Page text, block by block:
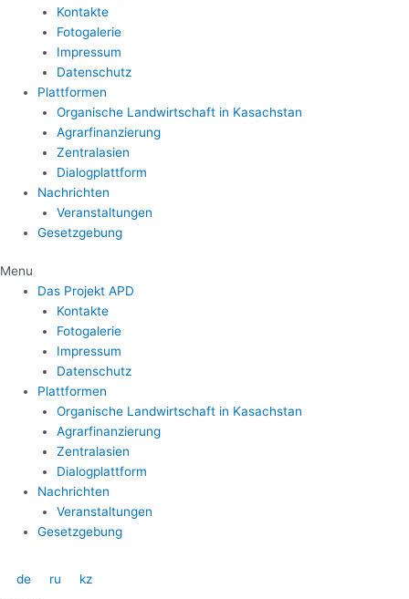
Kontakte
Fotogalerie
Impressum
Datenschutz
Plattformen
Organische Landwirtschaft in Kasachstan
Agrarfinanzierung
Zentralasien
Dialogplattform
Nachrichten
Veranstaltungen
Gesetzgebung
Menu
Das Projekt APD
Kontakte
Fotogalerie
Impressum
Datenschutz
Plattformen
Organische Landwirtschaft in Kasachstan
Agrarfinanzierung
Zentralasien
Dialogplattform
Nachrichten
Veranstaltungen
Gesetzgebung
de ru
kz